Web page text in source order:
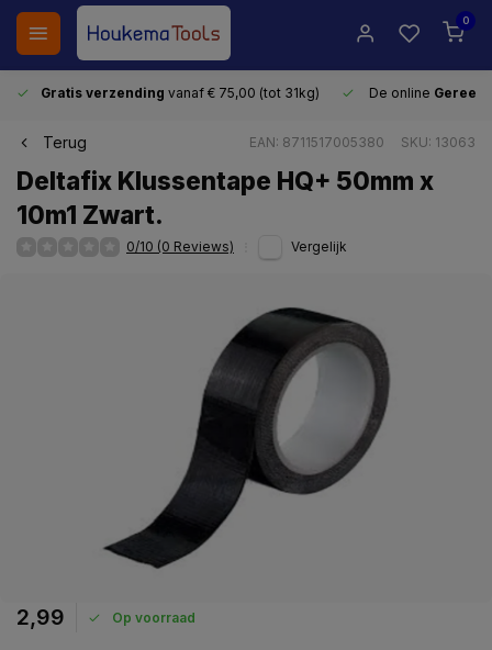
0
Gratis verzending vanaf € 75,00 (tot 31kg) De online
Terug EAN: 8711517005380 SKU: 13063
Deltafix Klussentape HQ+ 50mm x
10m1 Zwart.
0/10 (0 Reviews) Vergelijk
2,99 Op voorraad